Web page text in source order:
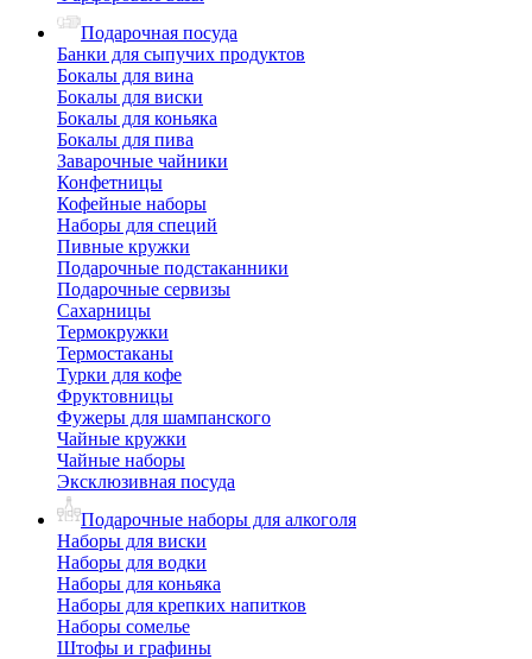
Подарочная посуда
Банки для сыпучих продуктов
Бокалы для вина
Бокалы для виски
Бокалы для коньяка
Бокалы для пива
Заварочные чайники
Конфетницы
Кофейные наборы
Наборы для специй
Пивные кружки
Подарочные подстаканники
Подарочные сервизы
Сахарницы
Термокружки
Термостаканы
Турки для кофе
Фруктовницы
Фужеры для шампанского
Чайные кружки
Чайные наборы
Эксклюзивная посуда
Подарочные наборы для алкоголя
Наборы для виски
Наборы для водки
Наборы для коньяка
Наборы для крепких напитков
Наборы сомелье
Штофы и графины